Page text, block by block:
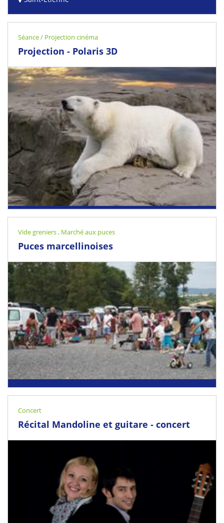
Séance / Projection cinéma
Projection - Polaris 3D
Saint-Etienne
Vide greniers, Marché aux puces
Puces marcellinoises
09 August 2026 - 30 August 2026
Concert
Récital Mandoline et guitare - concert